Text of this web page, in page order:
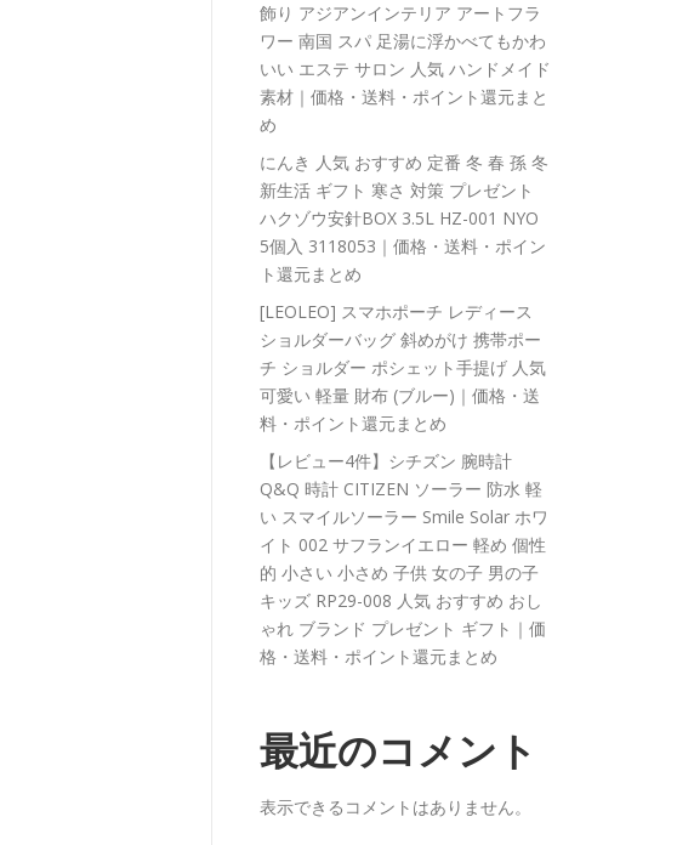
飾り アジアンインテリア アートフラ
ワー 南国 スパ 足湯に浮かべてもかわ
いい エステ サロン 人気 ハンドメイド
素材｜価格・送料・ポイント還元まと
め
にんき 人気 おすすめ 定番 冬 春 孫 冬
新生活 ギフト 寒さ 対策 プレゼント
ハクゾウ安針BOX 3.5L HZ-001 NYO
5個入 3118053｜価格・送料・ポイン
ト還元まとめ
[LEOLEO] スマホポーチ レディース
ショルダーバッグ 斜めがけ 携帯ポー
チ ショルダー ポシェット手提げ 人気
可愛い 軽量 財布 (ブルー)｜価格・送
料・ポイント還元まとめ
【レビュー4件】シチズン 腕時計
Q&Q 時計 CITIZEN ソーラー 防水 軽
い スマイルソーラー Smile Solar ホワ
イト 002 サフランイエロー 軽め 個性
的 小さい 小さめ 子供 女の子 男の子
キッズ RP29-008 人気 おすすめ おし
ゃれ ブランド プレゼント ギフト｜価
格・送料・ポイント還元まとめ
最近のコメント
表示できるコメントはありません。